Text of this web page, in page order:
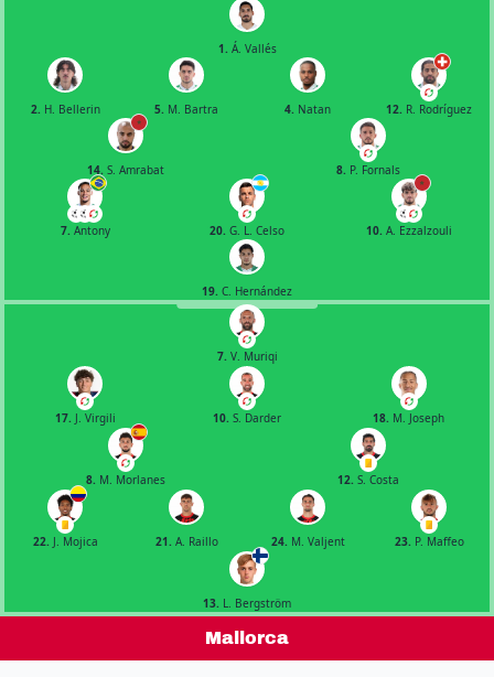
1. Á. Vallés
2. H. Bellerin 5. M. Bartra 4. Natan 12. R. Rodríguez
14. S. Amrabat 8. P. Fornals
7. Antony 20. G. L. Celso 10. A. Ezzalzouli
19. C. Hernández
7. V. Muriqi
17. J. Virgili 10. S. Darder 18. M. Joseph
8. M. Morlanes 12. S. Costa
22. J. Mojica 21. A. Raillo 24. M. Valjent 23. P. Maffeo
13. L. Bergström
Mallorca